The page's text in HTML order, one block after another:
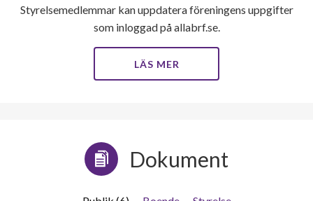
Styrelsemedlemmar kan uppdatera föreningens uppgifter
som inloggad på allabrf.se.
LÄS MER
Dokument